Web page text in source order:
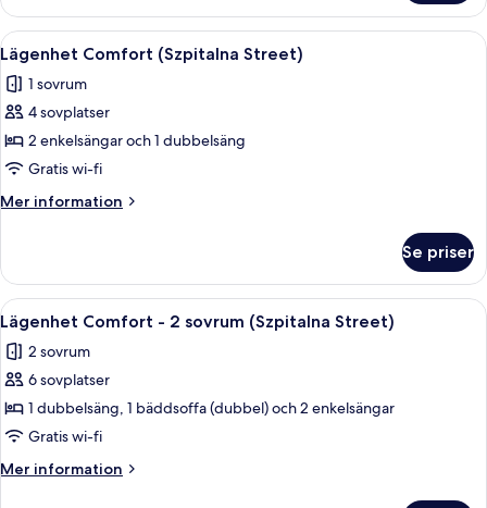
Deluxe
(Florianska
Street)
Öppna
alla
foton
för
Lägenhet
Comfort
(Szpitalna
Street)
Ett hotellrum med en säng, två
6
Lägenhet Comfort (Szpitalna Street)
1 sovrum
4 sovplatser
2 enkelsängar och 1 dubbelsäng
Gratis wi-fi
Mer information
Mer
Comfort
(Szpitalna
Street)
Se priser
Öppna
alla
foton
för
Lägenhet
Comfort
-
2
Ett hotellrum med en säng, ett
8
Lägenhet Comfort - 2 sovrum (Szpitalna Street)
2 sovrum
6 sovplatser
1 dubbelsäng, 1 bäddsoffa (dubbel) och 2 enkelsängar
Gratis wi-fi
Mer information
Mer